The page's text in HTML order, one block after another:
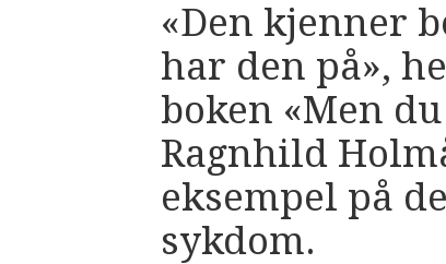
«Den kjenner
har den på»,
boken «Men
Ragnhild
eksempel på
sykdom.